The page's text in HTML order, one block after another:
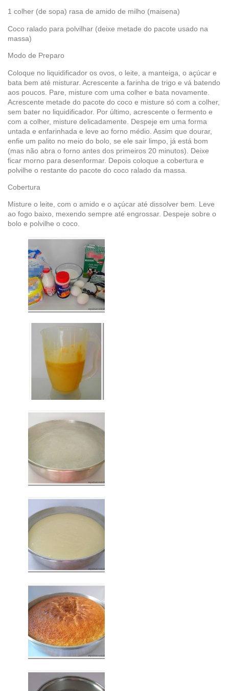
1 colher (de sopa) rasa de amido de milho (maisena)
Coco ralado para polvilhar (deixe metade do pacote usado na
massa)
Modo de Preparo
Coloque no liquidificador os ovos, o leite, a manteiga, o açúcar e
bata bem até misturar. Acrescente a farinha de trigo e vá batendo
aos poucos. Pare, misture com uma colher e bata novamente.
Acrescente metade do pacote do coco e misture só com a colher,
sem bater no liquidificador. Por último, acrescente o fermento e
com a colher, misture delicadamente. Despeje em uma forma
untada e enfarinhada e leve ao forno médio. Assim que dourar,
enfie um palito no meio do bolo, se ele sair limpo, já está bom
(mas não abra o forno antes dos primeiros 20 minutos). Deixe
ficar morno para desenformar. Depois coloque a cobertura e
polvilhe o restante do pacote do coco ralado da massa.
Cobertura
Misture o leite, com o amido e o açúcar até dissolver bem. Leve
ao fogo baixo, mexendo sempre até engrossar. Despeje sobre o
bolo e polvilhe o coco.